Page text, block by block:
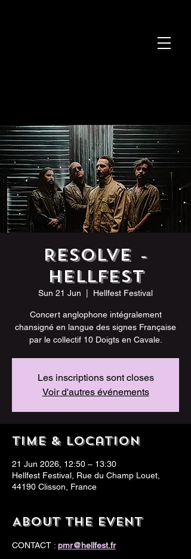
RESOLVE -
Hellfest
Sun 21 Jun Hellfest Festival
Concert anglophone intégralement
chansigné en langue des signes Française
par le collectif 10 Doigts en Cavale.
Les inscriptions sont closes
Voir d'autres événements
Time & Location
21 Jun 2026, 12:50 – 13:30
Hellfest Festival, Rue du Champ Louet,
44190 Clisson, France
About the event
CONTACT : pmr@hellfest.fr